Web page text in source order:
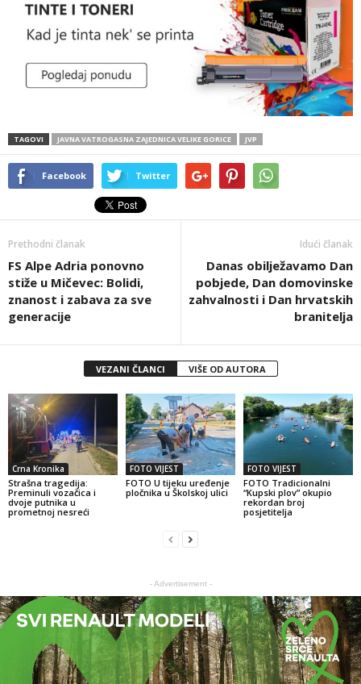
TAGOVI JAVNA VATROGASNA ZAJEDNICA VELIKE GORICE JVP
Facebook Twitter
Prethodni članak
FS Alpe Adria ponovno
stiže u Mičevec: Bolidi,
znanost i zabava za sve
generacije
Idući članak
Danas obilježavamo Dan
pobjede, Dan domovinske
zahvalnosti i Dan hrvatskih
branitelja
VEZANI ČLANCI VIŠE OD AUTORA
Crna Kronika
Strašna tragedija:
Preminuli vozačica i
dvoje putnika u
prometnoj nesreći
FOTO VIJEST
FOTO U tijeku uređenje
pločnika u Školskoj ulici
FOTO VIJEST
FOTO Tradicionalni
“Kupski plov” okupio
rekordan broj
posjetitelja
- Advertisement -